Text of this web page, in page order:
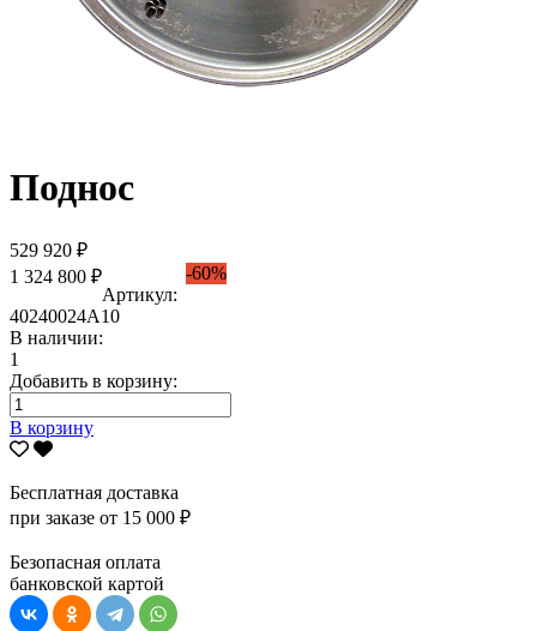
Поднос
529 920 ₽
1 324 800 ₽
-60%
Артикул:
40240024А10
В наличии:
1
Добавить в корзину:
В корзину
Бесплатная доставка
при заказе от 15 000 ₽
Безопасная оплата
банковской картой